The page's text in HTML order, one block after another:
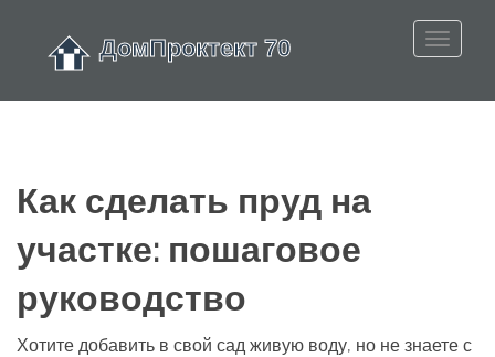
Как сделать пруд на
участке: пошаговое
руководство
Хотите добавить в свой сад живую воду, но не знаете с